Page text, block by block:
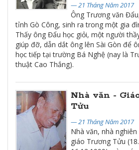
— 21 Tháng Năm 2017
Ông Trương văn
tỉnh Gò Công, sinh ra trong một gia
Thấy ông Đẩu học giỏi, một người
giúp đỡ, dẫn dắt ông lên Sài Gòn để
học tiếp tại trường Bá Nghệ (nay là
thuật Cao Thắng).
Nhà văn -
Tửu
— 21 Tháng Năm 2017
Nhà văn, nhà
giáo Trương Tửu